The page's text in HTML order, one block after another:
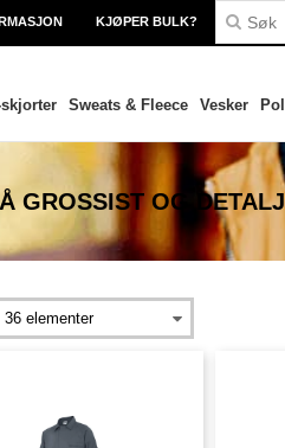
KJØPER BULK?
skjorter Sweats & Fleece Vesker
GROSSIST OG